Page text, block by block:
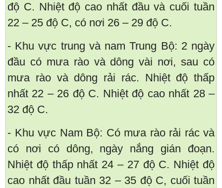
độ C. Nhiệt độ cao nhất đầu và cuối tuần
22 – 25 độ C, có nơi 26 – 29 độ C.
- Khu vực trung và nam Trung Bộ: 2 ngày
đầu có mưa rào và dông vài nơi, sau có
mưa rào và dông rải rác. Nhiệt độ thấp
nhất 22 – 26 độ C. Nhiệt độ cao nhất 28 –
32 độ C.
- Khu vực Nam Bộ: Có mưa rào rải rác và
có nơi có dông, ngày nắng gián đoạn.
Nhiệt độ thấp nhất 24 – 27 độ C. Nhiệt độ
cao nhất đầu tuần 32 – 35 độ C, cuối tuần